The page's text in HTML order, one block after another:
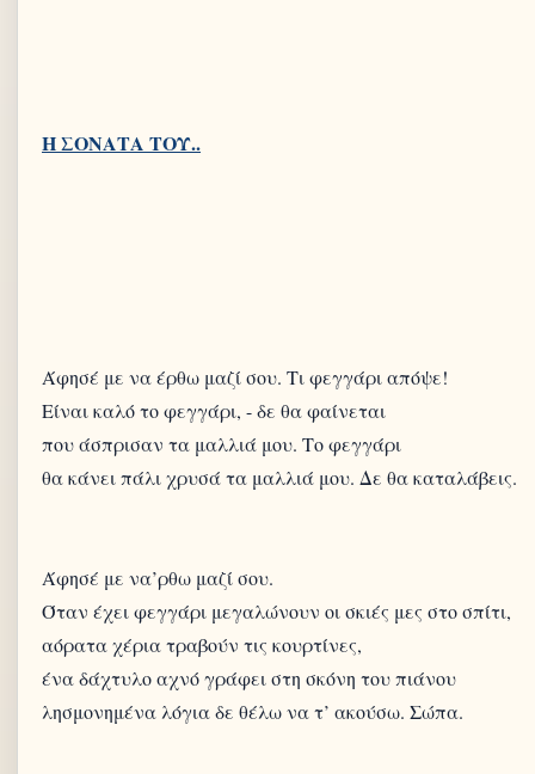
Άφησέ με να έρθω μαζί σου. Τι φεγγάρι απόψε!
Είναι καλό το φεγγάρι, - δε θα φαίνεται
που άσπρισαν τα μαλλιά μου. Το φεγγάρι
θα κάνει πάλι χρυσά τα μαλλιά μου. Δε θα καταλάβεις.
Άφησέ με να’ρθω μαζί σου.
Όταν έχει φεγγάρι μεγαλώνουν οι σκιές μες στο σπίτι,
αόρατα χέρια τραβούν τις κουρτίνες,
ένα δάχτυλο αχνό γράφει στη σκόνη του πιάνου
λησμονημένα λόγια δε θέλω να τ’ ακούσω. Σώπα.